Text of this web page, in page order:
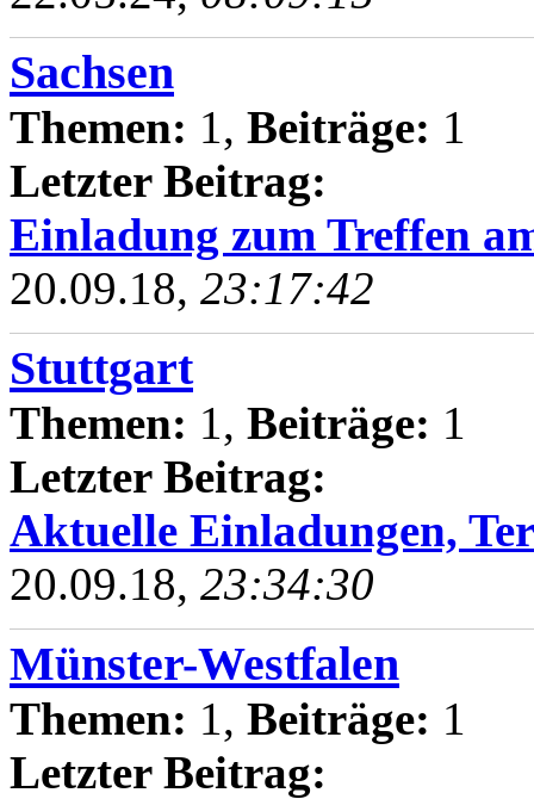
Sachsen
Themen: 1, Beiträge: 1
Letzter Beitrag:
Einladung zum Treffen
20.09.18, 23:17:42
Stuttgart
Themen: 1, Beiträge: 1
Letzter Beitrag:
Aktuelle Einladungen,
20.09.18, 23:34:30
Münster-Westfalen
Themen: 1, Beiträge: 1
Letzter Beitrag: